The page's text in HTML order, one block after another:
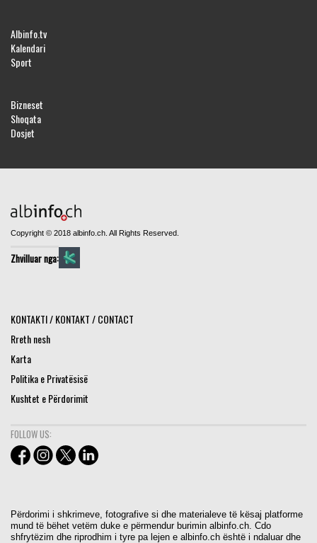
Albinfo.tv
Kalendari
Sport
Bizneset
Shoqata
Dosjet
Copyright © 2018 albinfo.ch. All Rights Reserved.
Zhvilluar nga:
KONTAKTI / KONTAKT / CONTACT
Rreth nesh
Karta
Politika e Privatësisë
Kushtet e Përdorimit
FOLLOW US:
Përdorimi i shkrimeve, fotografive si dhe materialeve të kësaj platforme
mund të bëhet vetëm duke e përmendur burimin albinfo.ch. Cdo
shfrytëzim dhe riprodhim i tyre pa lejen e albinfo.ch është i ndaluar dhe